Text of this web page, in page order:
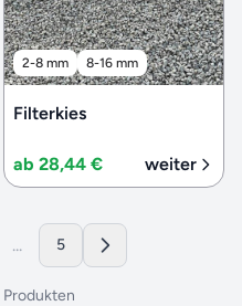
2-8 mm 8-16 mm
Filterkies
ab 28,44 € weiter
... 5
Produkten